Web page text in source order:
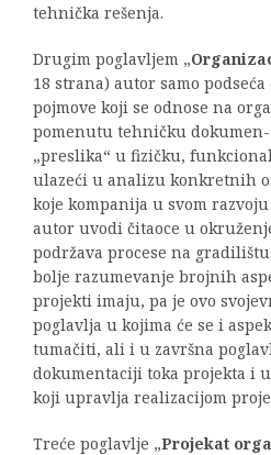
tehnička rešenja.
Drugim poglavljem „
18 strana) autor samo
pojmove koji se odnose na
pomenutu tehničku
„preslika“ u fizičku,
ulazeći u analizu konkretnih
koje kompanija u svom
autor uvodi čitaoce u
podržava procese na
bolje razumevanje brojnih
projekti imaju, pa je ovo
poglavlja u kojima će se i
tumačiti, ali i u završna
dokumentaciji toka projekta i
koji upravlja realizacijom
Treće poglavlje „Projekat